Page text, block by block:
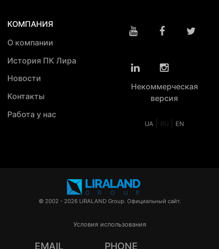
КОМПАНИЯ
О компании
История ПК Лира
Новости
Контакты
Работа у нас
Некоммерческая
версия
UA RU EN
© 2002 - 2026 LIRALAND Group. Официальный сайт.
Условия использования
EMAIL PHONE